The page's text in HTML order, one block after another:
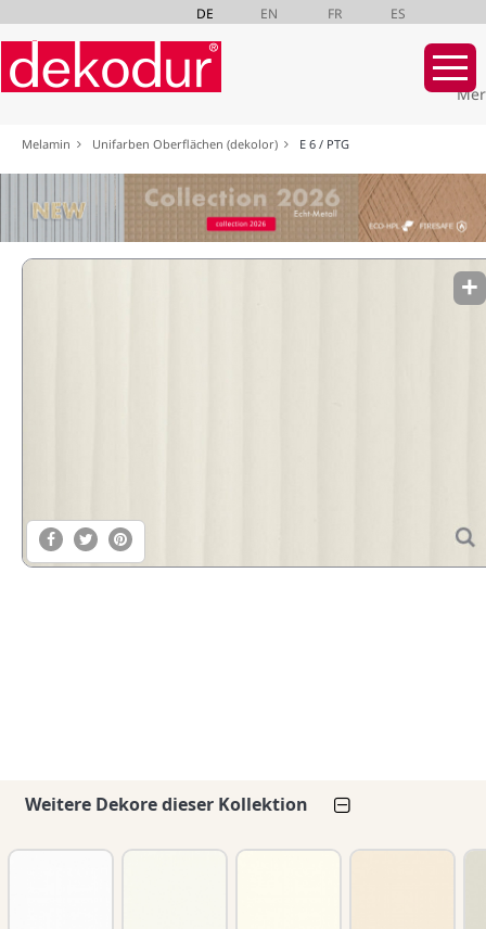
DE EN FR ES
Navigation
überspringen
Melamin Unifarben Oberflächen (dekolor) E 6 / PTG
Weitere Dekore dieser Kollektion